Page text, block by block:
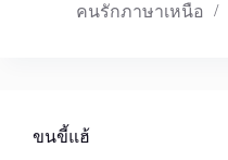
คนรักภาษาเหนือ
ขนขี้แฮ้